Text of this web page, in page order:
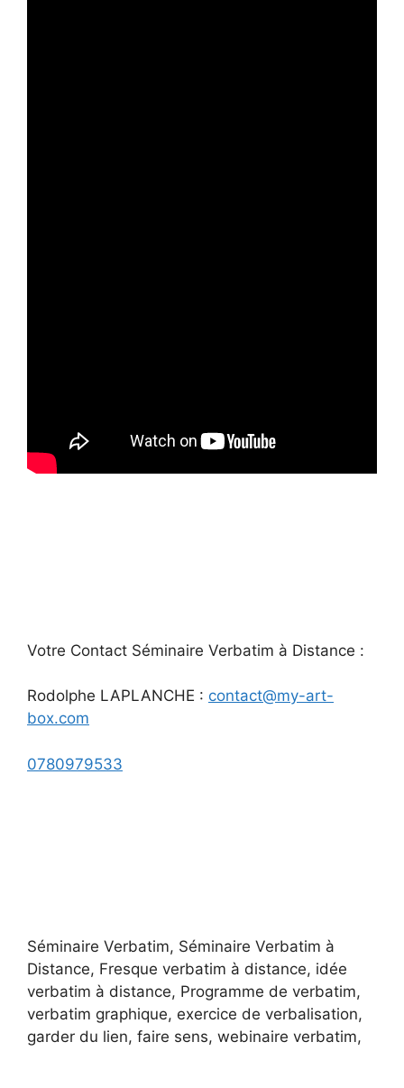
Votre Contact Séminaire Verbatim à Distance :
Rodolphe LAPLANCHE : contact@my-art-
box.com
0780979533
Séminaire Verbatim, Séminaire Verbatim à
Distance, Fresque verbatim à distance, idée
verbatim à distance, Programme de verbatim,
verbatim graphique, exercice de verbalisation,
garder du lien, faire sens, webinaire verbatim,